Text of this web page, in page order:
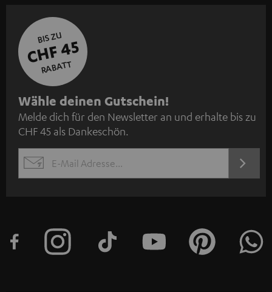
BIS ZU
CHF 45
RABATT
N
e
w
s
l
e
Wähle deinen Gutschein!
Melde dich für den Newsletter an und erhalte bis zu
CHF 45 als Dankeschön.
EMAIL
JETZT